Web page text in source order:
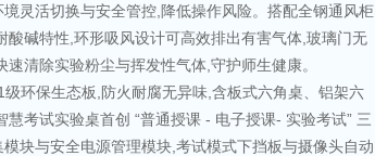
灵活切换与安全管控,降低操作风险。搭配全钢通风柜
碱特性,环形吸风设计可高效排出有害气体,玻璃门无
清除实验粉尘与挥发性气体,守护师生健康。
环保生态板,防火耐腐无异味,含板式六角桌、铝架六
考试实验桌首创 “普通授课 - 电子授课- 实验考试” 三
块与安全电源管理模块,考试模式下挡板与摄像头自动